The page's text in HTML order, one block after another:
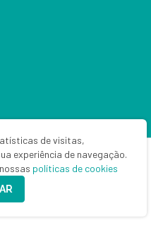
de visitas,
experiência de navegação.
políticas de cookies